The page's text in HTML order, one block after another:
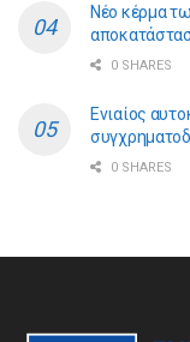
Νέο κέρμα
0 SHARES
Ενιαίος
0 SHARES